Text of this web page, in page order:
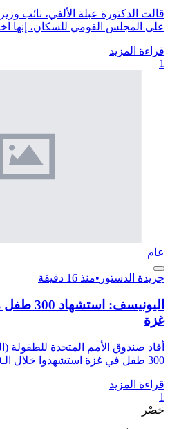
قالت الدكتورة عبلة الألفي، نائب
على المجلس القومي للسكان،
قراءة المزيد
1
عام
جريدة الدستور •منذ 16 دقيقة
غزة
أفاد صندوق الأمم المتحدة للطفولة
300 طفل في غزة استشهدوا خلال الـ300 يوم الماضية،...
قراءة المزيد
1
حَصْر